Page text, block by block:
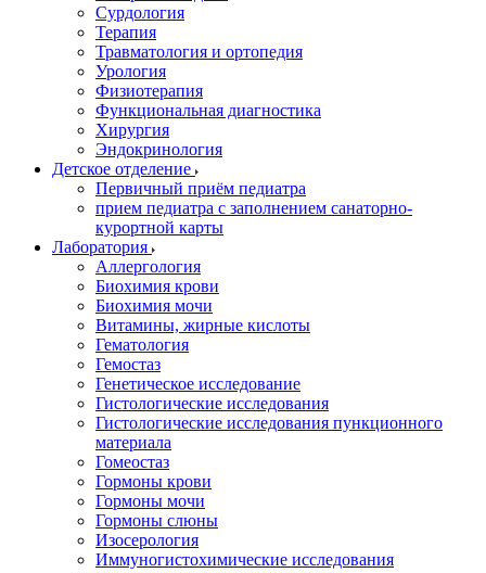
Сурдология
Терапия
Травматология и ортопедия
Урология
Физиотерапия
Функциональная диагностика
Хирургия
Эндокринология
Детское отделение
Первичный приём педиатра
прием педиатра с заполнением санаторно-
курортной карты
Лаборатория
Аллергология
Биохимия крови
Биохимия мочи
Витамины, жирные кислоты
Гематология
Гемостаз
Генетическое исследование
Гистологические исследования
Гистологические исследования пункционного
материала
Гомеостаз
Гормоны крови
Гормоны мочи
Гормоны слюны
Изосерология
Иммуногистохимические исследования